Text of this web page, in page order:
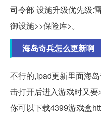
司令部 设施升级优先级:
御设施>>保险库>。
海岛奇兵怎么更新啊
不行的,ipad更新里面海
击打开后进入游戏时又
你可以下载4399游戏盒